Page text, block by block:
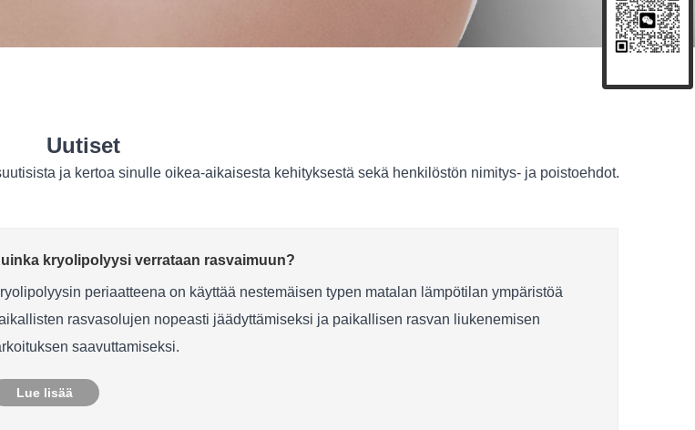
Uutiset
ja kertoa sinulle oikea-aikaisesta kehityksestä sekä henkilöstön nimitys- ja poistoehdot.
kryolipolyysi verrataan rasvaimuun?
periaatteena on käyttää nestemäisen typen matalan lämpötilan ympäristöä
rasvasolujen nopeasti jäädyttämiseksi ja paikallisen rasvan liukenemisen
saavuttamiseksi.
Lue lisää